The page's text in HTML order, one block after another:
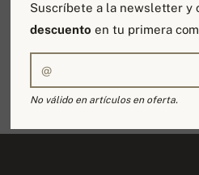
Rápido intercambio de productos
Suscríbete a la newsletter y
descuento en tu primera
No válido en artículos en oferta.